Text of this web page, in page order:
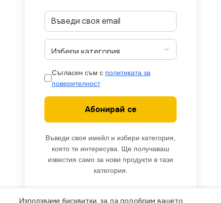
Съгласен съм с политиката за
поверителност
Абонирай се
Въведи своя имейл и избери категория,
която те интересува. Ще получаваш
известия само за нови продукти в тази
категория.
Използваме бисквитки, за да подобрим вашето